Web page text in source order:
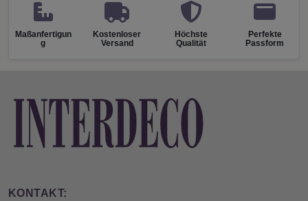
Maßanfertigun
g
Kostenloser
Versand
Höchste
Qualität
Perfekte
Passform
KONTAKT: